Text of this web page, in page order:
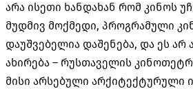
არა ისეთი ხანდახან რომ კინოს
მუდმივ მოქმედი, პროგრამული
დაუშვებელია დაშენება, და ეს
ახირება – რუსთაველის
მისი არსებული არქიტექტურული